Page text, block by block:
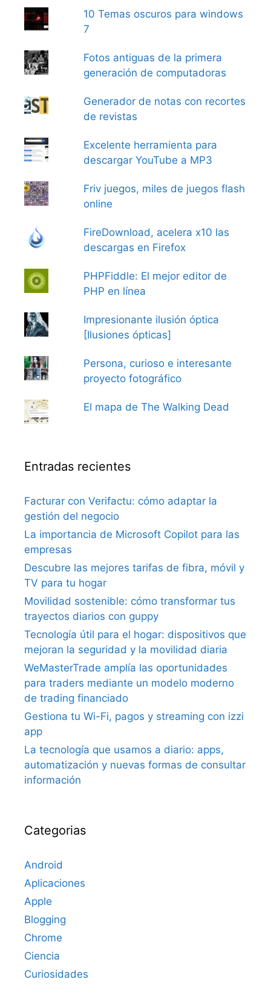
10 Temas oscuros para windows
7
Fotos antiguas de la primera
generación de computadoras
Generador de notas con recortes
de revistas
Excelente herramienta para
descargar YouTube a MP3
Friv juegos, miles de juegos flash
online
FireDownload, acelera x10 las
descargas en Firefox
PHPFiddle: El mejor editor de
PHP en línea
Impresionante ilusión óptica
[Ilusiones ópticas]
Persona, curioso e interesante
proyecto fotográfico
El mapa de The Walking Dead
Entradas recientes
Facturar con Verifactu: cómo adaptar la
gestión del negocio
La importancia de Microsoft Copilot para las
empresas
Descubre las mejores tarifas de fibra, móvil y
TV para tu hogar
Movilidad sostenible: cómo transformar tus
trayectos diarios con guppy
Tecnología útil para el hogar: dispositivos que
mejoran la seguridad y la movilidad diaria
WeMasterTrade amplía las oportunidades
para traders mediante un modelo moderno
de trading financiado
Gestiona tu Wi-Fi, pagos y streaming con izzi
app
La tecnología que usamos a diario: apps,
automatización y nuevas formas de consultar
información
Categorias
Android
Aplicaciones
Apple
Blogging
Chrome
Ciencia
Curiosidades